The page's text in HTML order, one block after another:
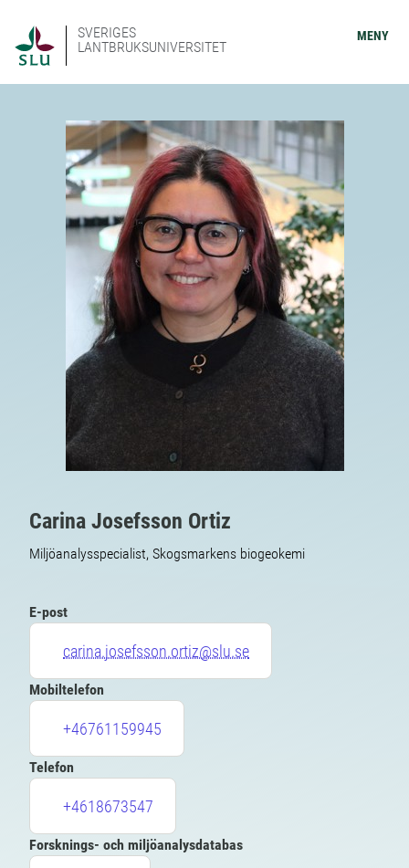
SVERIGES
LANTBRUKSUNIVERSITET
MENY
Carina Josefsson Ortiz
Miljöanalysspecialist, Skogsmarkens biogeokemi
E-post
carina.josefsson.ortiz@slu.se
Mobiltelefon
+46761159945
Telefon
+4618673547
Forsknings- och miljöanalysdatabas